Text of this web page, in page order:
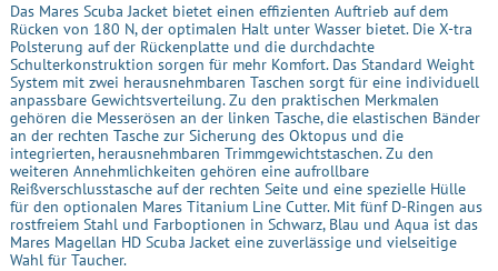
Das Mares Scuba Jacket bietet einen effizienten Auftrieb auf dem
Rücken von 180 N, der optimalen Halt unter Wasser bietet. Die X-tra
Polsterung auf der Rückenplatte und die durchdachte
Schulterkonstruktion sorgen für mehr Komfort. Das Standard Weight
System mit zwei herausnehmbaren Taschen sorgt für eine individuell
anpassbare Gewichtsverteilung. Zu den praktischen Merkmalen
gehören die Messerösen an der linken Tasche, die elastischen Bänder
an der rechten Tasche zur Sicherung des Oktopus und die
integrierten, herausnehmbaren Trimmgewichtstaschen. Zu den
weiteren Annehmlichkeiten gehören eine aufrollbare
Reißverschlusstasche auf der rechten Seite und eine spezielle Hülle
für den optionalen Mares Titanium Line Cutter. Mit fünf D-Ringen aus
rostfreiem Stahl und Farboptionen in Schwarz, Blau und Aqua ist das
Mares Magellan HD Scuba Jacket eine zuverlässige und vielseitige
Wahl für Taucher.